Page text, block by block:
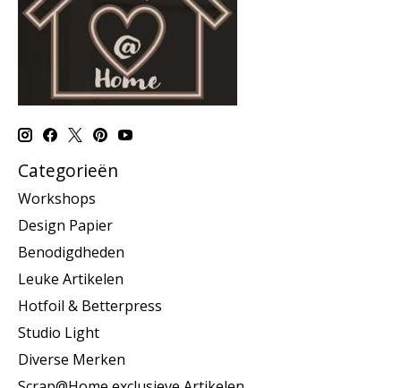
Categorieën
Workshops
Design Papier
Benodigdheden
Leuke Artikelen
Hotfoil & Betterpress
Studio Light
Diverse Merken